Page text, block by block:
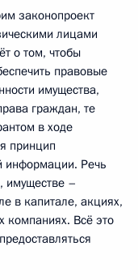
законопроект
лицами
о том, чтобы
правовые
имущества,
граждан, те
в ходе
принцип
информации. Речь
имуществе –
в капитале, акциях,
компаниях. Всё это